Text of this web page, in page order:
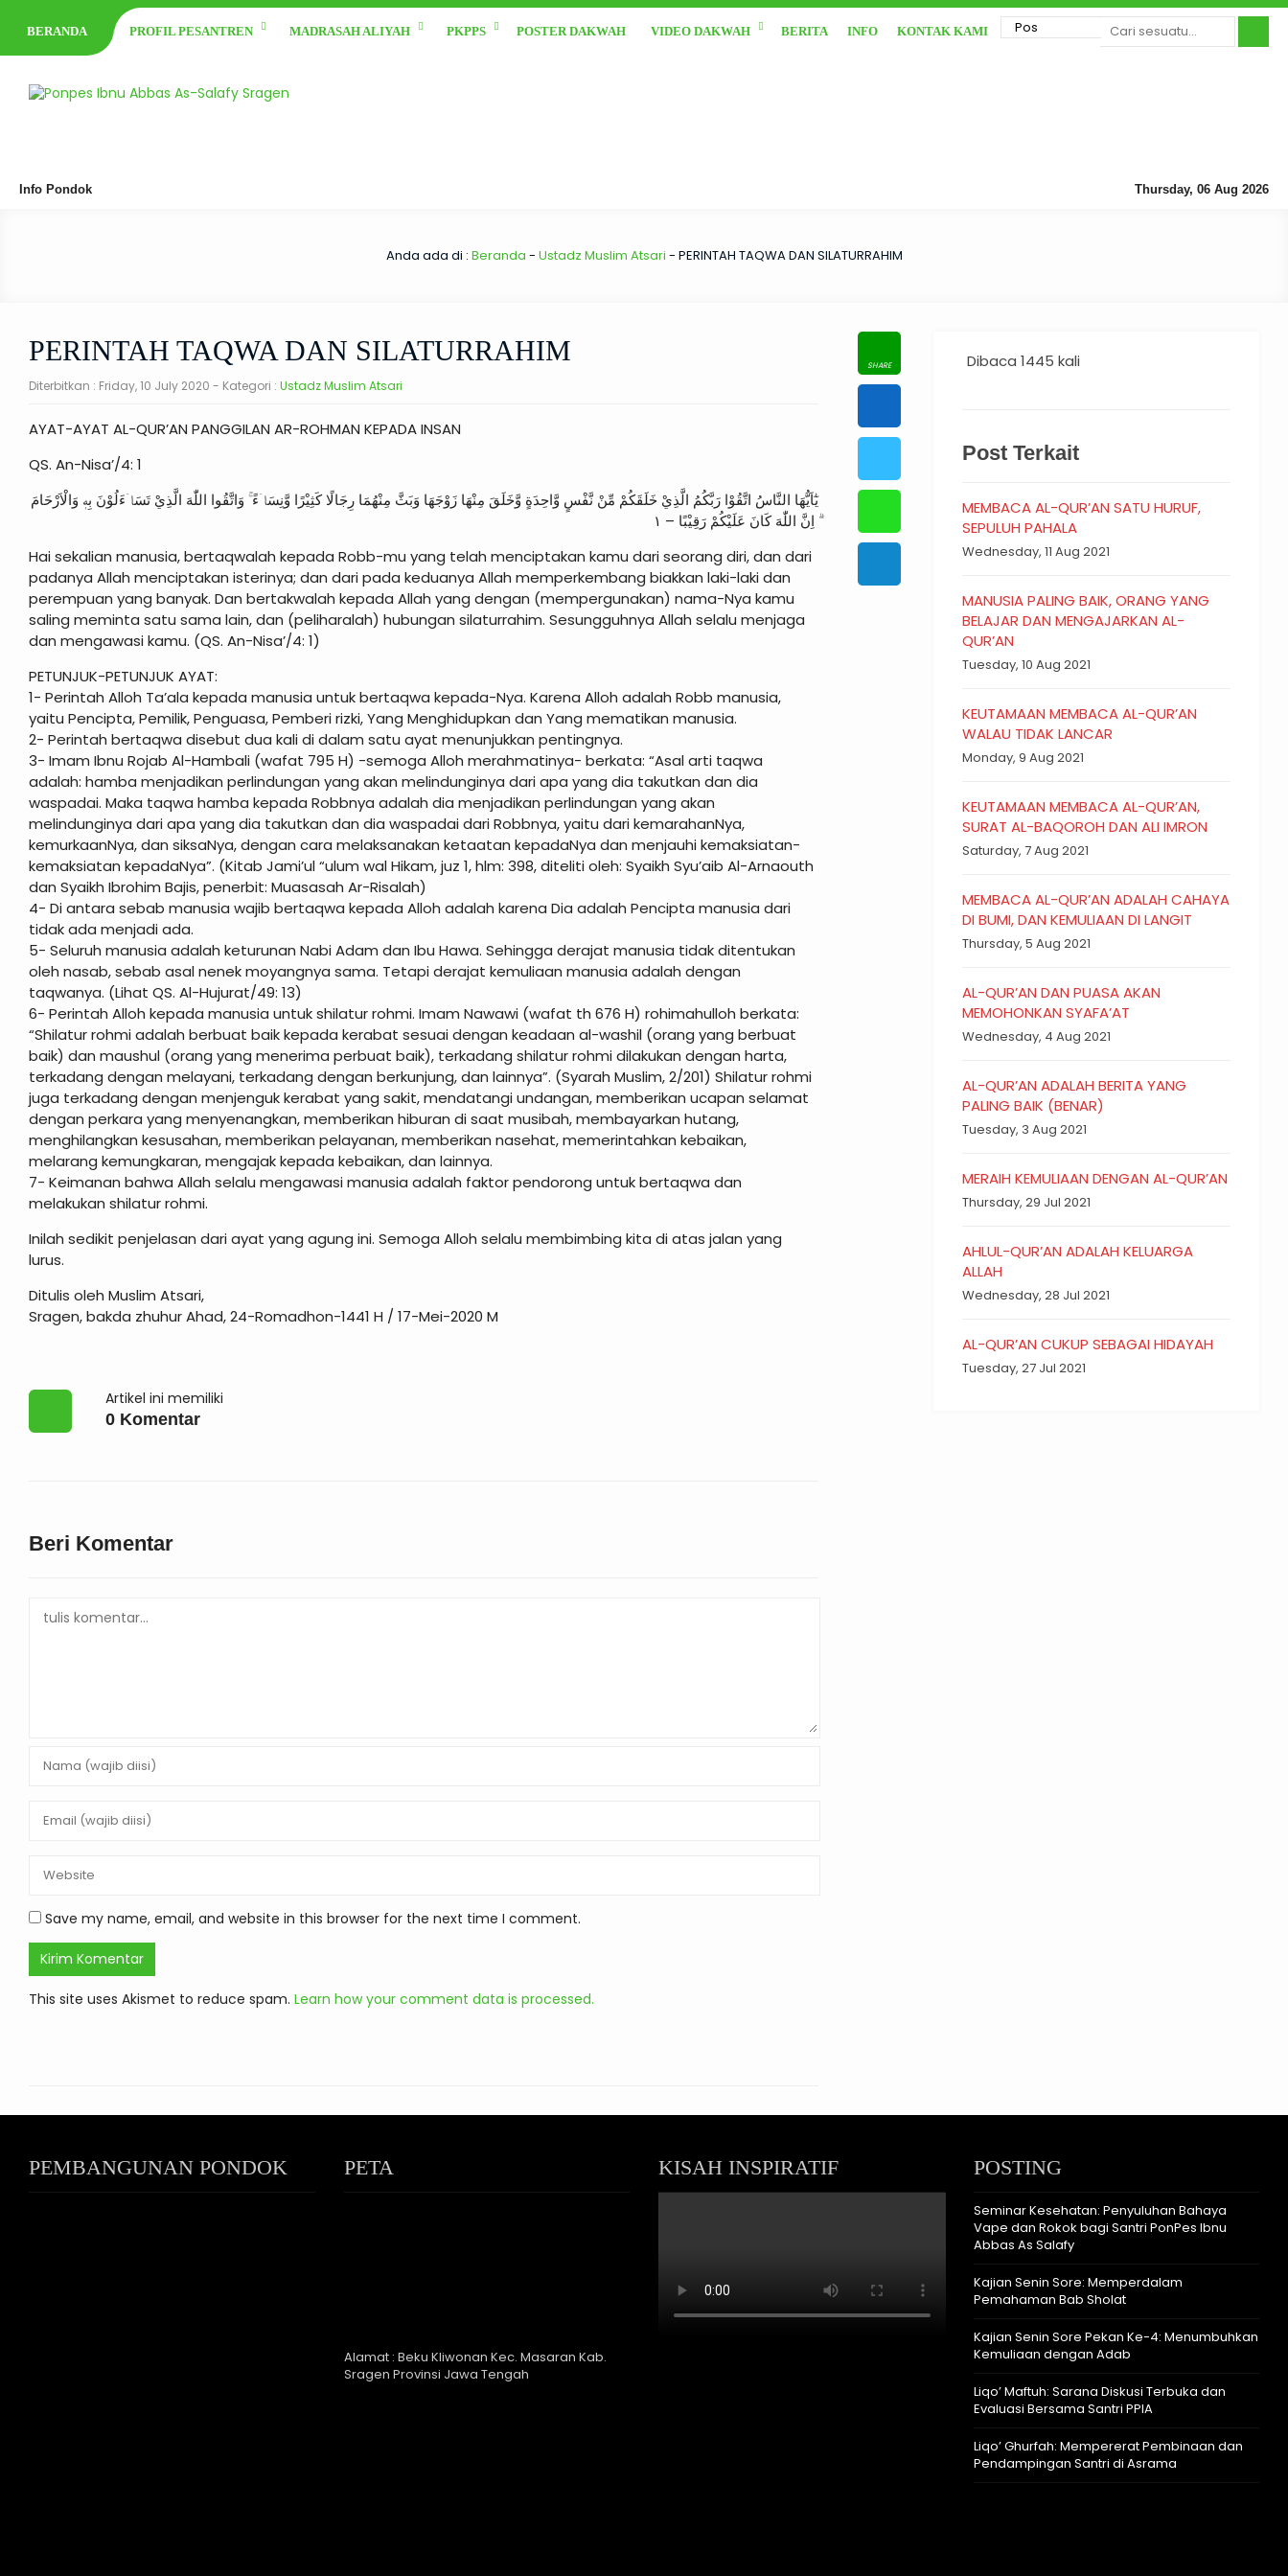
BERANDA PROFIL PESANTREN MADRASAH ALIYAH PKPPS POSTER DAKWAH VIDEO DAKWAH BERITA INFO KONTAK KAMI
Info Pondok Thursday, 06 Aug 2026
Anda ada di : Beranda - Ustadz Muslim Atsari - PERINTAH TAQWA DAN SILATURRAHIM
PERINTAH TAQWA DAN SILATURRAHIM
Diterbitkan : Friday, 10 July 2020 - Kategori : Ustadz Muslim Atsari
AYAT-AYAT AL-QUR’AN PANGGILAN AR-ROHMAN KEPADA INSAN
QS. An-Nisa’/4: 1
يٰٓاَيُّهَا النَّاسُ اتَّقُوْا رَبَّكُمُ الَّذِيْ خَلَقَكُمْ مِّنْ نَّفْسٍ وَّاحِدَةٍ وَّخَلَقَ مِنْهَا زَوْجَهَا وَبَثَّ مِنْهُمَا رِجَالًا كَثِيْرًا وَّنِسَاۤءً ۚ وَاتَّقُوا اللّٰهَ الَّذِيْ تَسَاۤءَلُوْنَ بِهٖ وَالْاَرْحَامَ
ۗ اِنَّ اللّٰهَ كَانَ عَلَيْكُمْ رَقِيْبًا – ١
Hai sekalian manusia, bertaqwalah kepada Robb-mu yang telah menciptakan kamu dari seorang diri, dan dari
padanya Allah menciptakan isterinya; dan dari pada keduanya Allah memperkembang biakkan laki-laki dan
perempuan yang banyak. Dan bertakwalah kepada Allah yang dengan (mempergunakan) nama-Nya kamu
saling meminta satu sama lain, dan (peliharalah) hubungan silaturrahim. Sesungguhnya Allah selalu menjaga
dan mengawasi kamu. (QS. An-Nisa’/4: 1)
PETUNJUK-PETUNJUK AYAT:
1- Perintah Alloh Ta’ala kepada manusia untuk bertaqwa kepada-Nya. Karena Alloh adalah Robb manusia,
yaitu Pencipta, Pemilik, Penguasa, Pemberi rizki, Yang Menghidupkan dan Yang mematikan manusia.
2- Perintah bertaqwa disebut dua kali di dalam satu ayat menunjukkan pentingnya.
3- Imam Ibnu Rojab Al-Hambali (wafat 795 H) -semoga Alloh merahmatinya- berkata: “Asal arti taqwa
adalah: hamba menjadikan perlindungan yang akan melindunginya dari apa yang dia takutkan dan dia
waspadai. Maka taqwa hamba kepada Robbnya adalah dia menjadikan perlindungan yang akan
melindunginya dari apa yang dia takutkan dan dia waspadai dari Robbnya, yaitu dari kemarahanNya,
kemurkaanNya, dan siksaNya, dengan cara melaksanakan ketaatan kepadaNya dan menjauhi kemaksiatan-
kemaksiatan kepadaNya”. (Kitab Jami’ul “ulum wal Hikam, juz 1, hlm: 398, diteliti oleh: Syaikh Syu’aib Al-Arnaouth
dan Syaikh Ibrohim Bajis, penerbit: Muasasah Ar-Risalah)
4- Di antara sebab manusia wajib bertaqwa kepada Alloh adalah karena Dia adalah Pencipta manusia dari
tidak ada menjadi ada.
5- Seluruh manusia adalah keturunan Nabi Adam dan Ibu Hawa. Sehingga derajat manusia tidak ditentukan
oleh nasab, sebab asal nenek moyangnya sama. Tetapi derajat kemuliaan manusia adalah dengan
taqwanya. (Lihat QS. Al-Hujurat/49: 13)
6- Perintah Alloh kepada manusia untuk shilatur rohmi. Imam Nawawi (wafat th 676 H) rohimahulloh berkata:
“Shilatur rohmi adalah berbuat baik kepada kerabat sesuai dengan keadaan al-washil (orang yang berbuat
baik) dan maushul (orang yang menerima perbuat baik), terkadang shilatur rohmi dilakukan dengan harta,
terkadang dengan melayani, terkadang dengan berkunjung, dan lainnya”. (Syarah Muslim, 2/201) Shilatur rohmi
juga terkadang dengan menjenguk kerabat yang sakit, mendatangi undangan, memberikan ucapan selamat
dengan perkara yang menyenangkan, memberikan hiburan di saat musibah, membayarkan hutang,
menghilangkan kesusahan, memberikan pelayanan, memberikan nasehat, memerintahkan kebaikan,
melarang kemungkaran, mengajak kepada kebaikan, dan lainnya.
7- Keimanan bahwa Allah selalu mengawasi manusia adalah faktor pendorong untuk bertaqwa dan
melakukan shilatur rohmi.
Inilah sedikit penjelasan dari ayat yang agung ini. Semoga Alloh selalu membimbing kita di atas jalan yang
lurus.
Ditulis oleh Muslim Atsari,
Sragen, bakda zhuhur Ahad, 24-Romadhon-1441 H / 17-Mei-2020 M
Artikel ini memiliki
0 Komentar
Beri Komentar
Save my name, email, and website in this browser for the next time I comment.
This site uses Akismet to reduce spam. Learn how your comment data is processed.
Dibaca 1445 kali
Post Terkait
MEMBACA AL-QUR’AN SATU HURUF,
SEPULUH PAHALA
Wednesday, 11 Aug 2021
MANUSIA PALING BAIK, ORANG YANG
BELAJAR DAN MENGAJARKAN AL-
QUR’AN
Tuesday, 10 Aug 2021
KEUTAMAAN MEMBACA AL-QUR’AN
WALAU TIDAK LANCAR
Monday, 9 Aug 2021
KEUTAMAAN MEMBACA AL-QUR’AN,
SURAT AL-BAQOROH DAN ALI IMRON
Saturday, 7 Aug 2021
MEMBACA AL-QUR’AN ADALAH CAHAYA
DI BUMI, DAN KEMULIAAN DI LANGIT
Thursday, 5 Aug 2021
AL-QUR’AN DAN PUASA AKAN
MEMOHONKAN SYAFA’AT
Wednesday, 4 Aug 2021
AL-QUR’AN ADALAH BERITA YANG
PALING BAIK (BENAR)
Tuesday, 3 Aug 2021
MERAIH KEMULIAAN DENGAN AL-QUR’AN
Thursday, 29 Jul 2021
AHLUL-QUR’AN ADALAH KELUARGA
ALLAH
Wednesday, 28 Jul 2021
AL-QUR’AN CUKUP SEBAGAI HIDAYAH
Tuesday, 27 Jul 2021
PEMBANGUNAN PONDOK
PETA
Alamat : Beku Kliwonan Kec. Masaran Kab.
Sragen Provinsi Jawa Tengah
KISAH INSPIRATIF POSTING
Seminar Kesehatan: Penyuluhan Bahaya
Vape dan Rokok bagi Santri PonPes Ibnu
Abbas As Salafy
Kajian Senin Sore: Memperdalam
Pemahaman Bab Sholat
Kajian Senin Sore Pekan Ke-4: Menumbuhkan
Kemuliaan dengan Adab
Liqo’ Maftuh: Sarana Diskusi Terbuka dan
Evaluasi Bersama Santri PPIA
Liqo’ Ghurfah: Mempererat Pembinaan dan
Pendampingan Santri di Asrama